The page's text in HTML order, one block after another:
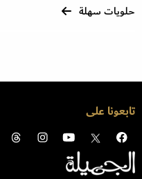
حلويات سهلة
تابعونا على